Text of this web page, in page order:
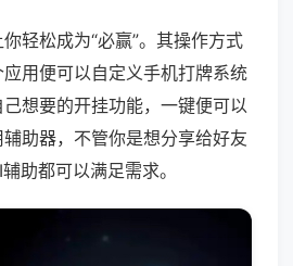
轻松成为“必赢”。其操作方式
用便可以自定义手机打牌系统
想要的开挂功能，一键便可以
助器，不管你是想分享给好友
助都可以满足需求。